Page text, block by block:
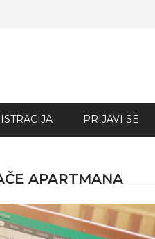
PRIJAVI SE
APARTMANA